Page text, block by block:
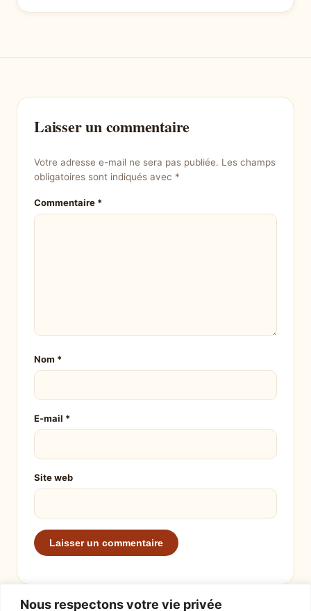
Nous respectons votre vie privée
Laisser un commentaire
Votre adresse e-mail ne sera pas publiée. Les champs
obligatoires sont indiqués avec *
Commentaire *
Nom *
E-mail *
Site web